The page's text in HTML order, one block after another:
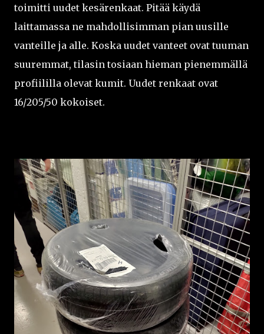
toimitti uudet kesärenkaat. Pitää käydä
laittamassa ne mahdollisimman pian uusille
vanteille ja alle. Koska uudet vanteet ovat tuuman
suuremmat, tilasin tosiaan hieman pienemmällä
profiililla olevat kumit. Uudet renkaat ovat
16/205/50 kokoiset.